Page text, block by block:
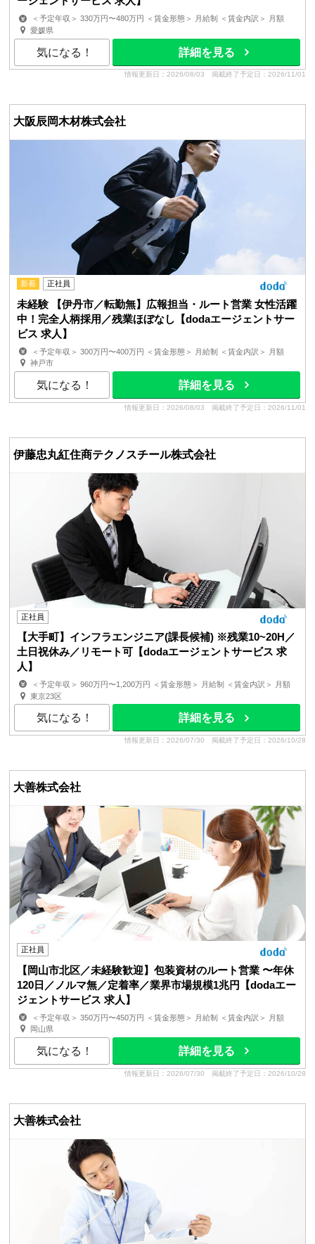
＜予定年収＞ 330万円〜480万円 ＜賃金形態＞ 月給制 ＜賃金内訳＞ 月額
（基本給）：210,000円〜300,000円 その他固定手当...
愛媛県
気になる！ 詳細を見る
情報更新日：2026/08/03 掲載終了予定日：2026/11/01
大阪辰岡木材株式会社
新着 正社員
未経験 【伊丹市／転勤無】広報担当・ルート営業 女性活躍
中！完全人柄採用／残業ほぼなし【dodaエージェントサー
ビス 求人】
＜予定年収＞ 300万円〜400万円 ＜賃金形態＞ 月給制 ＜賃金内訳＞ 月額
（基本給）：200,000円〜310,000円 固定残業手当/...
神戸市
気になる！ 詳細を見る
情報更新日：2026/08/03 掲載終了予定日：2026/11/01
伊藤忠丸紅住商テクノスチール株式会社
正社員
【大手町】インフラエンジニア(課長候補) ※残業10~20H／
土日祝休み／リモート可【dodaエージェントサービス 求
人】
＜予定年収＞ 960万円〜1,200万円 ＜賃金形態＞ 月給制 ＜賃金内訳＞ 月額
（基本給）：502,000円〜663,000円 ＜月給＞...
東京23区
気になる！ 詳細を見る
情報更新日：2026/07/30 掲載終了予定日：2026/10/28
大善株式会社
正社員
【岡山市北区／未経験歓迎】包装資材のルート営業 〜年休
120日／ノルマ無／定着率／業界市場規模1兆円【dodaエー
ジェントサービス 求人】
＜予定年収＞ 350万円〜450万円 ＜賃金形態＞ 月給制 ＜賃金内訳＞ 月額
（基本給）：200,000円〜213,924円 固定残業手当/...
岡山県
気になる！ 詳細を見る
情報更新日：2026/07/30 掲載終了予定日：2026/10/28
大善株式会社